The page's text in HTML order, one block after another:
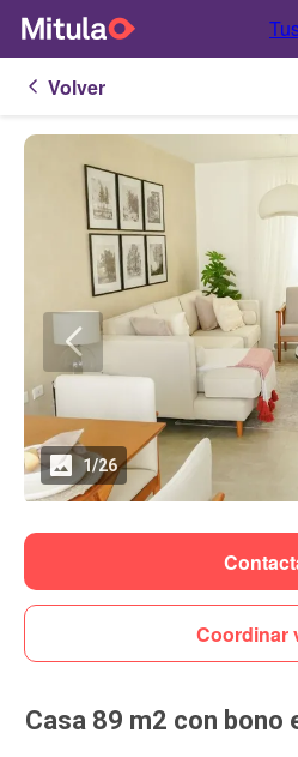
Volver
1/26
Coordinar
Casa 89 m2 con bono